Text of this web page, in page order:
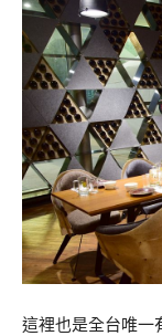
這裡也是全台唯一